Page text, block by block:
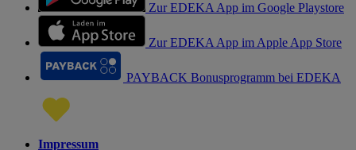
Zur EDEKA App im Google Playstore
Zur EDEKA App im Apple App Store
PAYBACK Bonusprogramm bei EDEKA
Impressum